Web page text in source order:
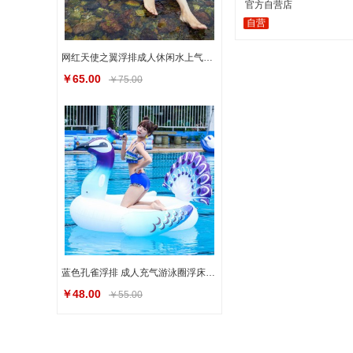
网红天使之翼浮排成人休闲水上气垫游泳圈泳池派对玩具
￥65.00 ￥75.00
蓝色孔雀浮排 成人充气游泳圈浮床水上运动用品现货充气浮排
￥48.00 ￥55.00
官方自营店
自营